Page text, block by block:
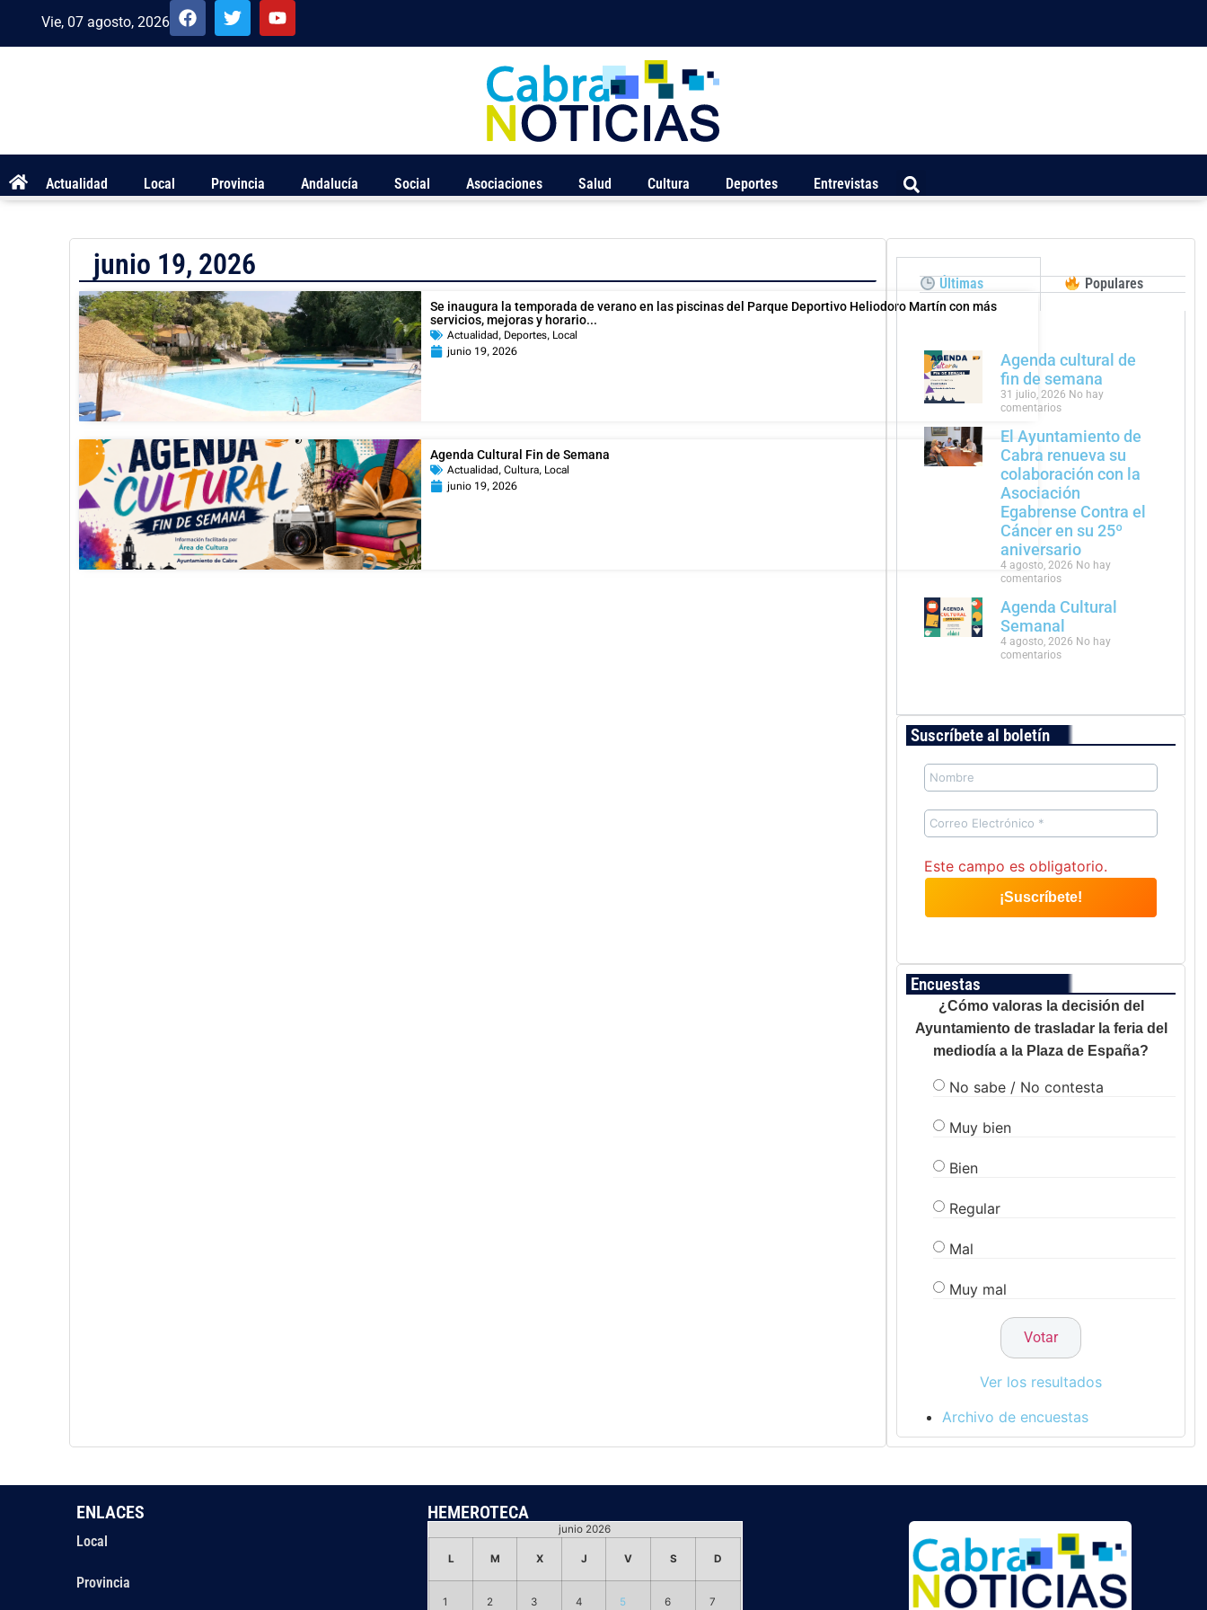
Vie, 07 agosto, 2026
Actualidad Local Provincia Andalucía Social Asociaciones Salud Cultura Deportes Entrevistas
junio 19, 2026
Se inaugura la temporada de verano en las piscinas del Parque Deportivo Heliodoro Martín con más
servicios, mejoras y horario...
Actualidad , Deportes, Local
junio 19, 2026
Agenda Cultural Fin de Semana
Actualidad , Cultura, Local
junio 19, 2026
Últimas Populares
Agenda cultural de
fin de semana
31 julio, 2026 No hay
comentarios
El Ayuntamiento de
Cabra renueva su
colaboración con la
Asociación
Egabrense Contra el
Cáncer en su 25º
aniversario
4 agosto, 2026 No hay
comentarios
Agenda Cultural
Semanal
4 agosto, 2026 No hay
comentarios
Suscríbete al boletín
Este campo es obligatorio.
Encuestas
¿Cómo valoras la decisión del
Ayuntamiento de trasladar la feria del
mediodía a la Plaza de España?
No sabe / No contesta
Muy bien
Bien
Regular
Mal
Muy mal
Ver los resultados
Archivo de encuestas
ENLACES
Local
Provincia
HEMEROTECA
junio 2026
L M X J V S D
1 2 3 4 5 6 7